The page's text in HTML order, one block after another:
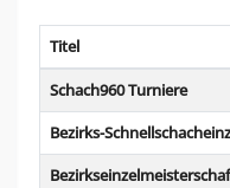
Beiträge
Titel
Schach960 Turniere
Bezirks-